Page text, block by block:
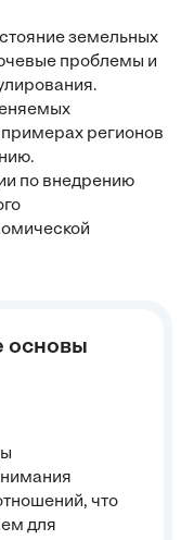
земельных
проблемы и
регионов
по внедрению
основы
что
для